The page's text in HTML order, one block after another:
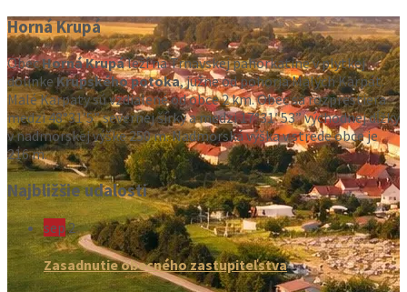
Horná Krupá
ObecHorná Krupáleží na Trnavskej pahorkatine v plytkej
dolinkeKrupského potoka, južne od pohoria Malých Karpát.
Malé Karpaty sú vzdialené od obce 2 km. Obec sa rozprestiera
medzi 48°31’5” severnej šírky a medzi 17°31′ 53” východnej dĺžky
v nadmorskej výške 250 m. Nadmorská výška v strede obce je
216 m.
Najbližšie udalosti
sep 2
Zasadnutie obecného zastupiteľstva